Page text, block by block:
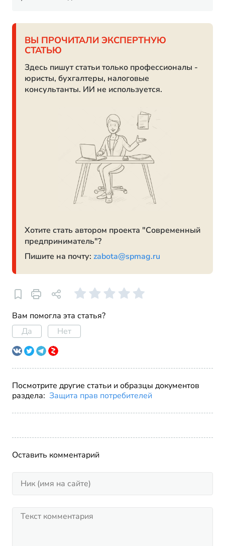
ВЫ ПРОЧИТАЛИ ЭКСПЕРТНУЮ
СТАТЬЮ
Здесь пишут статьи только профессионалы -
юристы, бухгалтеры, налоговые
консультанты. ИИ не используется.
Хотите стать автором проекта "Современный
предприниматель"?
Пишите на почту: zabota@spmag.ru
Вам помогла эта статья?
Да
Нет
Посмотрите другие статьи и образцы документов
раздела: Защита прав потребителей
Оставить комментарий